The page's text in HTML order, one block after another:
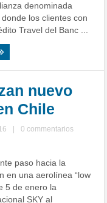
denominada
los clientes con
Travel del Banc ...
nuevo
Chile
0 commentarios
paso hacia la
en una aerolínea “low
5 de enero la
SKY al